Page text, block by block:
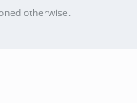
otherwise.